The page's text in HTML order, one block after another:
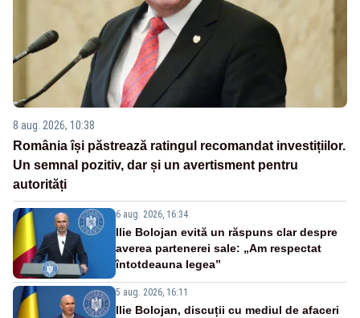
8 aug. 2026, 10:38
România își păstrează ratingul recomandat investițiilor.
Un semnal pozitiv, dar și un avertisment pentru
autorități
6 aug. 2026, 16:34
Ilie Bolojan evită un răspuns clar despre
averea partenerei sale: „Am respectat
întotdeauna legea”
5 aug. 2026, 16:11
Ilie Bolojan, discuții cu mediul de afaceri